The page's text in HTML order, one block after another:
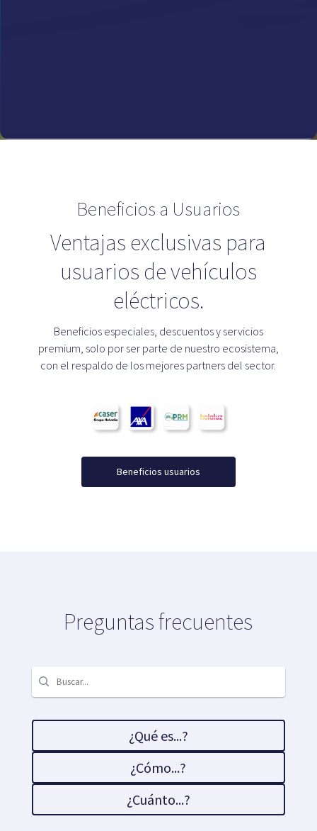
Beneficios a Usuarios
Ventajas exclusivas para
usuarios de vehículos
eléctricos.
Beneficios especiales, descuentos y servicios
premium, solo por ser parte de nuestro ecosistema,
con el respaldo de los mejores partners del sector.
Beneficios usuarios
Preguntas frecuentes
¿Qué es...?
¿Cómo...?
¿Cuánto...?